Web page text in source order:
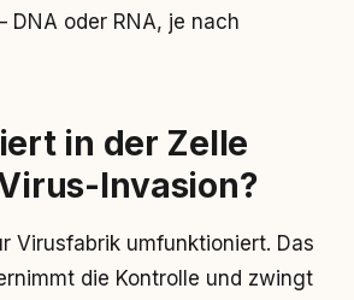
DNA oder RNA, je nach
in der Zelle
Invasion?
Virusfabrik umfunktioniert. Das
die Kontrolle und zwingt